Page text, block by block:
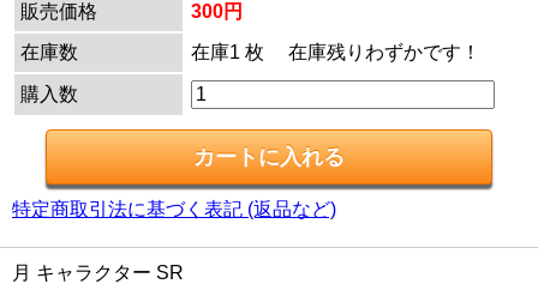
販売価格
300円
在庫数
在庫1 枚 在庫残りわずかです！
購入数
特定商取引法に基づく表記 (返品など)
月 キャラクター SR